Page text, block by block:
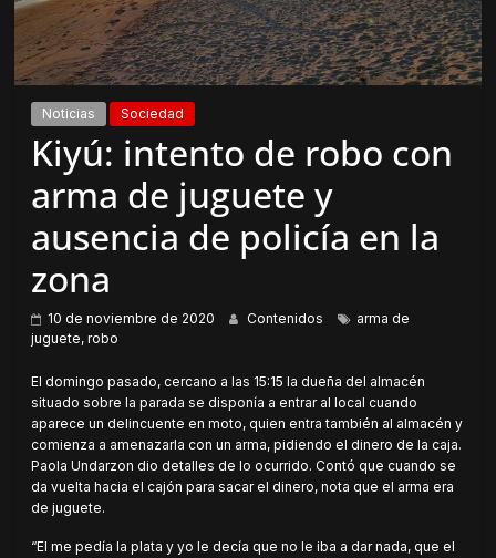
Noticias Sociedad
Kiyú: intento de robo con
arma de juguete y
ausencia de policía en la
zona
10 de noviembre de 2020 Contenidos
arma de
juguete,robo
El domingo pasado, cercano a las 15:15 la dueña del almacén
situado sobre la parada se disponía a entrar al local cuando
aparece un delincuente en moto, quien entra también al almacén y
comienza a amenazarla con un arma, pidiendo el dinero de la caja.
Paola Undarzon dio detalles de lo ocurrido. Contó que cuando se
da vuelta hacia el cajón para sacar el dinero, nota que el arma era
de juguete.
“El me pedía la plata y yo le decía que no le iba a dar nada, que el